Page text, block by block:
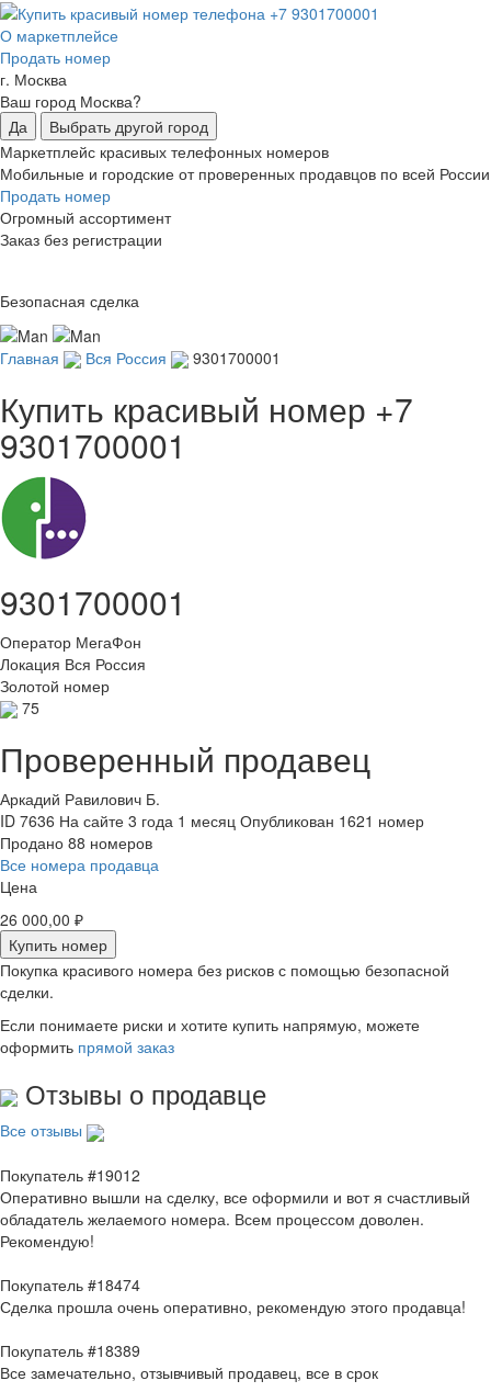
О маркетплейсе
Продать номер
г. Москва
Ваш город Москва?
Да
Выбрать другой город
Маркетплейс красивых телефонных номеров
Мобильные и городские от проверенных продавцов по всей России
Продать номер
Огромный ассортимент
Заказ без регистрации
Безопасная сделка
Главная Вся Россия 9301700001
Купить красивый номер +7
9301700001
9301700001
Оператор МегаФон
Локация Вся Россия
Золотой номер
75
Проверенный продавец
Аркадий Равилович Б.
ID 7636 На сайте 3 года 1 месяц Опубликован 1621 номер
Продано 88 номеров
Все номера продавца
Цена
26 000,00 ₽
Купить номер
Покупка красивого номера без рисков с помощью безопасной
сделки.
Если понимаете риски и хотите купить напрямую, можете
оформить прямой заказ
Отзывы о продавце
Все отзывы
Покупатель #19012
Оперативно вышли на сделку, все оформили и вот я счастливый
обладатель желаемого номера. Всем процессом доволен.
Рекомендую!
Покупатель #18474
Сделка прошла очень оперативно, рекомендую этого продавца!
Покупатель #18389
Все замечательно, отзывчивый продавец, все в срок